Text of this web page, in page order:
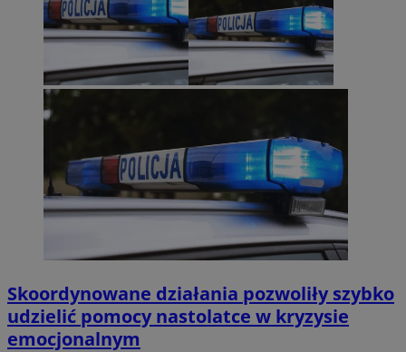
Skoordynowane działania pozwoliły szybko
udzielić pomocy nastolatce w kryzysie
emocjonalnym